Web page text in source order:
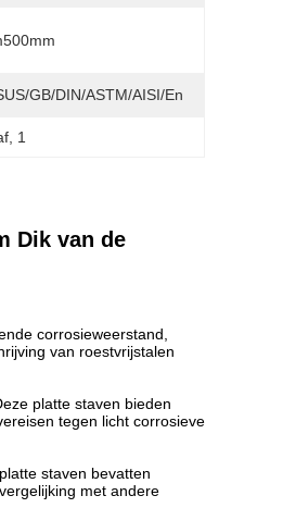
GB/DIN/ASTM/AISI/En
1
Dik van de
corrosieweerstand,
van roestvrijstalen
platte staven bieden
tegen licht corrosieve
staven bevatten
met andere